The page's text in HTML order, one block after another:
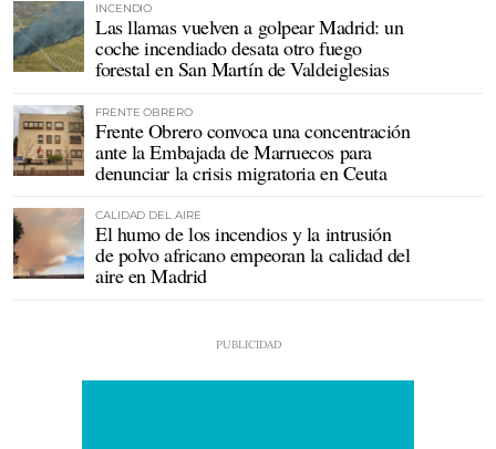
INCENDIO
Las llamas vuelven a golpear Madrid: un
coche incendiado desata otro fuego
forestal en San Martín de Valdeiglesias
FRENTE OBRERO
Frente Obrero convoca una concentración
ante la Embajada de Marruecos para
denunciar la crisis migratoria en Ceuta
CALIDAD DEL AIRE
El humo de los incendios y la intrusión
de polvo africano empeoran la calidad del
aire en Madrid